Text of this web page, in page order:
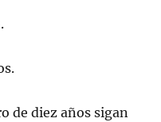
de diez años sigan